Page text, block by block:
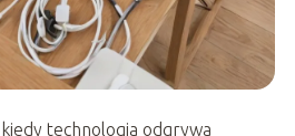
technologia odgrywa